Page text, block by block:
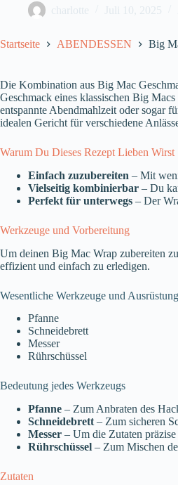
charlotte Juli 10, 2025
Startseite ABENDESSEN Big
Die Kombination aus Big Mac
Geschmack eines klassischen Big
entspannte Abendmahlzeit oder sogar
idealen Gericht für verschiedene
Warum Du Dieses Rezept Lieben Wirst
Einfach zuzubereiten – Mit
Vielseitig kombinierbar – Du
Perfekt für unterwegs – Der
Werkzeuge und Vorbereitung
Um deinen Big Mac Wrap zubereiten
effizient und einfach zu erledigen.
Wesentliche Werkzeuge und Ausrüstung
Pfanne
Schneidebrett
Messer
Rührschüssel
Bedeutung jedes Werkzeugs
Pfanne – Zum Anbraten des
Schneidebrett – Zum sicheren
Messer – Um die Zutaten
Rührschüssel – Zum Mischen
Zutaten